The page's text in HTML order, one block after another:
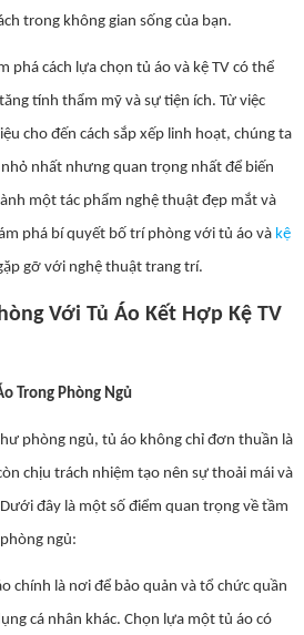
trong không gian sống của bạn.
phá cách lựa chọn tủ áo và kệ TV có thể
tính thẩm mỹ và sự tiện ích. Từ việc
cho đến cách sắp xếp linh hoạt, chúng ta
nhất nhưng quan trọng nhất để biến
một tác phẩm nghệ thuật đẹp mắt và
phá bí quyết bố trí phòng với tủ áo và kệ
gỡ với nghệ thuật trang trí.
Với Tủ Áo Kết Hợp Kệ TV
Trong Phòng Ngủ
phòng ngủ, tủ áo không chỉ đơn thuần là
chịu trách nhiệm tạo nên sự thoải mái và
đây là một số điểm quan trọng về tầm
ngủ:
chính là nơi để bảo quản và tổ chức quần
cá nhân khác. Chọn lựa một tủ áo có